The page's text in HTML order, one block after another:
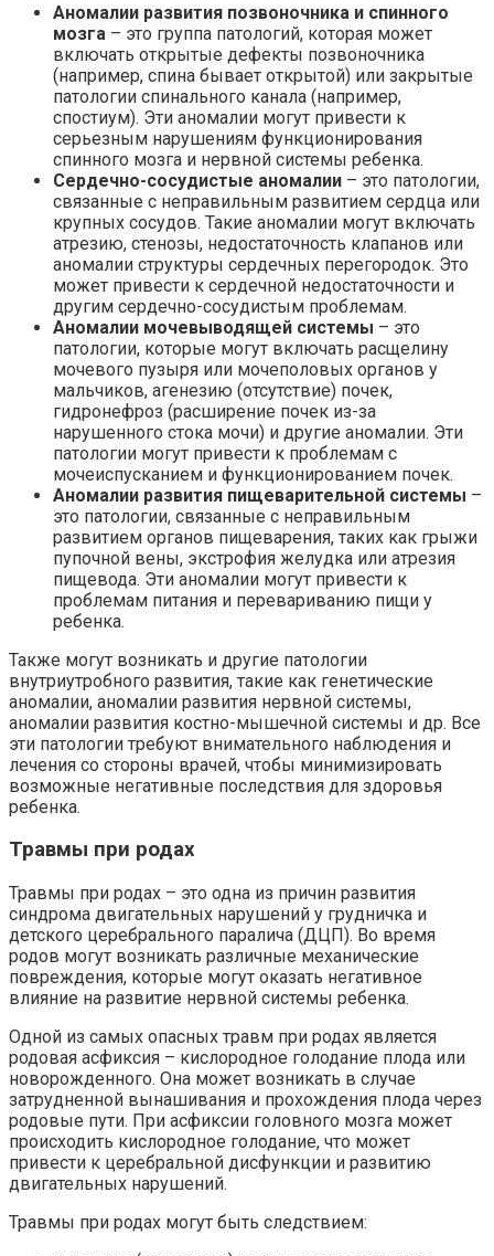
Аномалии развития позвоночника и спинного
мозга – это группа патологий, которая может
включать открытые дефекты позвоночника
(например, спина бывает открытой) или закрытые
патологии спинального канала (например,
спостиум). Эти аномалии могут привести к
серьезным нарушениям функционирования
спинного мозга и нервной системы ребенка.
Сердечно-сосудистые аномалии – это патологии,
связанные с неправильным развитием сердца или
крупных сосудов. Такие аномалии могут включать
атрезию, стенозы, недостаточность клапанов или
аномалии структуры сердечных перегородок. Это
может привести к сердечной недостаточности и
другим сердечно-сосудистым проблемам.
Аномалии мочевыводящей системы – это
патологии, которые могут включать расщелину
мочевого пузыря или мочеполовых органов у
мальчиков, агенезию (отсутствие) почек,
гидронефроз (расширение почек из-за
нарушенного стока мочи) и другие аномалии. Эти
патологии могут привести к проблемам с
мочеиспусканием и функционированием почек.
Аномалии развития пищеварительной системы –
это патологии, связанные с неправильным
развитием органов пищеварения, таких как грыжи
пупочной вены, экстрофия желудка или атрезия
пищевода. Эти аномалии могут привести к
проблемам питания и перевариванию пищи у
ребенка.
Также могут возникать и другие патологии
внутриутробного развития, такие как генетические
аномалии, аномалии развития нервной системы,
аномалии развития костно-мышечной системы и др. Все
эти патологии требуют внимательного наблюдения и
лечения со стороны врачей, чтобы минимизировать
возможные негативные последствия для здоровья
ребенка.
Травмы при родах
Травмы при родах – это одна из причин развития
синдрома двигательных нарушений у грудничка и
детского церебрального паралича (ДЦП). Во время
родов могут возникать различные механические
повреждения, которые могут оказать негативное
влияние на развитие нервной системы ребенка.
Одной из самых опасных травм при родах является
родовая асфиксия – кислородное голодание плода или
новорожденного. Она может возникать в случае
затрудненной вынашивания и прохождения плода через
родовые пути. При асфиксии головного мозга может
происходить кислородное голодание, что может
привести к церебральной дисфункции и развитию
двигательных нарушений.
Травмы при родах могут быть следствием: